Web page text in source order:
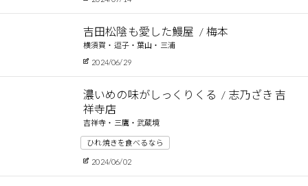
吉田松陰も愛した鰻屋 梅本
横須賀・逗子・葉山・三浦
2024/06/29
濃いめの味がしっくりくる
志乃ざき 吉
祥寺店
吉祥寺・三鷹・武蔵境
ひれ焼きを食べるなら
2024/06/02